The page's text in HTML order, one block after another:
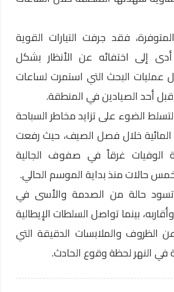
فقد جرفت التيارات القوية
إلى اختفائه عن الأنظار بشكل
عمليات البحث التي استمرت لساعات
أحد الصيادين في المنطقة.
الضوء على تزايد مخاطر السباحة
المائية خلال فصل الصيف، حيث رفعت
الوفيات غرقاً في صفوف الجالية
خمس حالات منذ بداية الموسم الحالي.
تسود حالة من الصدمة والأسى في
بينما تواصل السلطات الإيطالية
الظروف والملابسات الدقيقة التي
النهر لحظة وقوع الحادث.